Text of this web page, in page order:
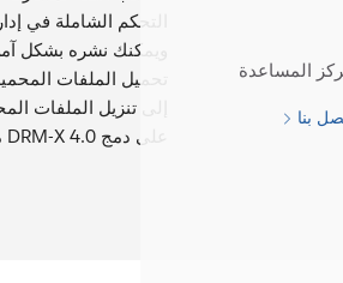
المساعدة
بنا
ويمكنك نشره بشكل
على دمج DRM-X 4.0 مع النظام الأساسي الخاص بك، بحيث يمكن للمستخدمين تسجيل الدخول إلى حساب موقع الويب الخاص بك لفتح ملف محمي.